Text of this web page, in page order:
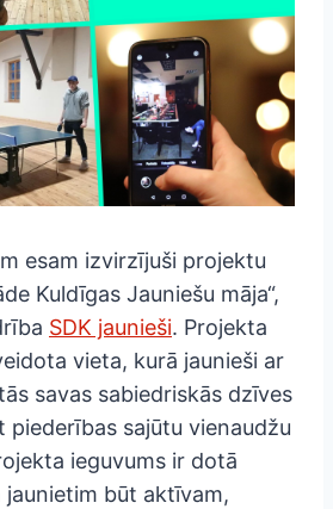
esam izvirzījuši projektu
Kuldīgas Jauniešu māja“,
SDK jaunieši. Projekta
vieta, kurā jaunieši ar
savas sabiedriskās dzīves
piederības sajūtu vienaudžu
ieguvums ir dotā
jaunietim būt aktīvam,